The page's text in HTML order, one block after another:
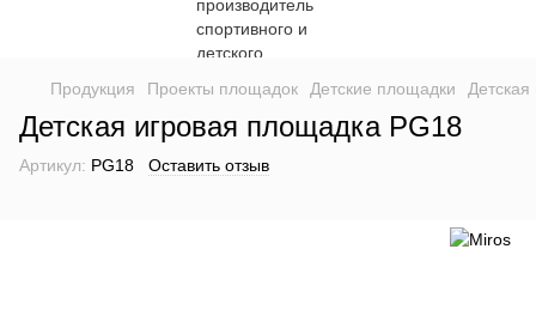
Продукция Проекты площадок Детские площадки
Детская игровая площадка PG18
Артикул: PG18 Оставить отзыв